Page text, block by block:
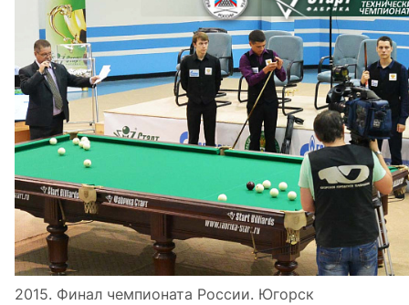
2015. Финал чемпионата России. Югорск